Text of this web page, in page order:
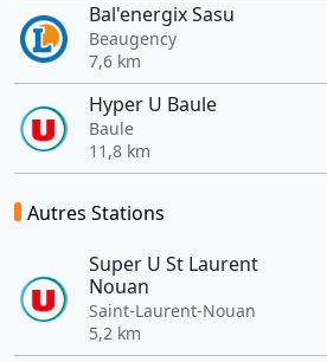
Bal'energix Sasu
Beaugency
7,6 km
Hyper U Baule
Baule
11,8 km
Autres Stations
Super U St Laurent
Nouan
Saint-Laurent-Nouan
5,2 km